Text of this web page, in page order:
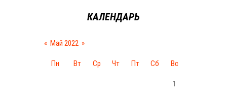
КАЛЕНДАРЬ
« Май 2022 »
Пн Вт Ср Чт Пт Сб Вс
1